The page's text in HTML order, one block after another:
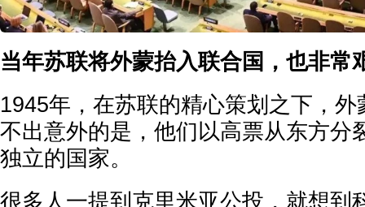
当年苏联将外蒙抬入联合国，也非常
1945年，在苏联的精心策划之下，
不出意外的是，他们以高票从东方分
独立的国家。
很多人一提到克里米亚公投，就想到